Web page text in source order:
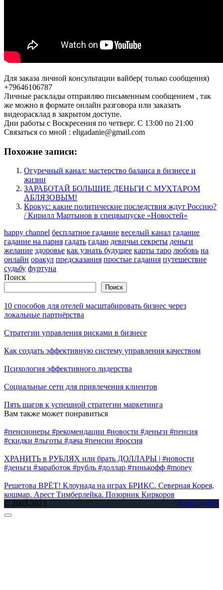
Для заказа личной консультации вайбер( только сообщения)
+79646106787
Личные расклады отправляю письменным сообщением , так
же можно в формате онлайн разговора или заказать
видеорасклад в закрытом доступе.
Дни работы с Воскресения по четверг. С 13:00 по 21:00
Связаться со мной : eligadanie@gmail.com
Похожие записи:
Огуречный канал: мастерство баланса в бизнесе и
жизни
ЗАРАБОТАЙ БОЛЬШИЕ ДЕНЬГИ С МУХТАРОМ
АБЛЯЗОВЫМ!
Крокус: какие политические последствия ждут Россию?
/ Кирилл Мартынов в спецвыпуске «Новостей»
happy channel бесплатное гадание веселый канал гадание
гадание на парня гадать гадаю девичьи секреты деньги
желание здоровье как узнать будущее карты таро любовь на
онлайн оракул предсказания простые гадания путешествие
судьбу фуртуна
Поиск
Поиск
10 способов для отелей масштабировать бизнес через
локальные партнёрства
Стратегии управления рисками в бизнесе
Как создать эффективную систему управления качеством
Психология эффективного лидерства
Социальные сети для привлечения клиентов
Пять шагов к успешной стратегии маркетинга
Вам также может понравиться
#пенсионеры #рекомендации #новости #деньги #пенсия
#скидки #льготы #дача #пенсии #россия
ХРАНИТЬ в РУБЛЯХ или брать ДОЛЛАРЫ | #новости
#деньги #заработок #рубль #доллар #тинькофф #money
Решетова ВРЁТ! Клоунада на играх БРИКС. Северная Корея,
кошмар. Арест Тимберлейка. Позорник Киркоров
© 2003-2023
Карта сайта